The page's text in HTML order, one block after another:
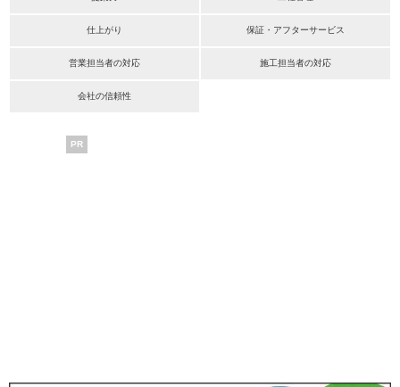
仕上がり 保証・アフターサービス
営業担当者の対応 施工担当者の対応
会社の信頼性
PR